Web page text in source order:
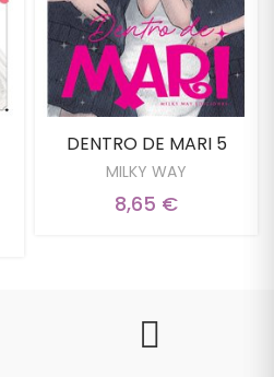
DENTRO DE MARI 5
MILKY WAY
8,65 €